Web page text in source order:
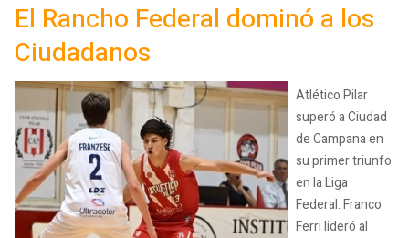
El Rancho Federal dominó a los
Ciudadanos
Atlético Pilar
superó a Ciudad
de Campana en
su primer triunfo
en la Liga
Federal. Franco
Ferri lideró al